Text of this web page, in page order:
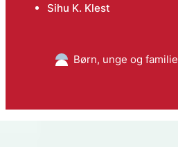
Sihu K. Klest
Børn, unge og familie